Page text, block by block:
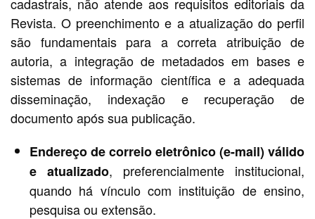
Revista. O preenchimento e a atualização do perfil
são fundamentais para a correta atribuição de
autoria, a integração de metadados em bases e
sistemas de informação científica e a adequada
disseminação, indexação e recuperação de
documento após sua publicação.
Endereço de correio eletrônico (e-mail) válido
e atualizado, preferencialmente institucional,
quando há vínculo com instituição de ensino,
pesquisa ou extensão.